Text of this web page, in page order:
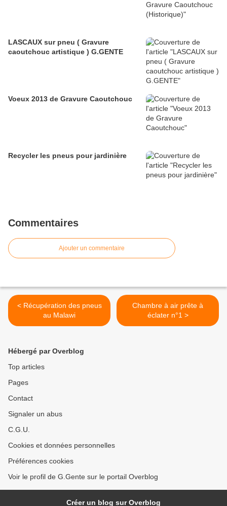
LASCAUX sur pneu ( Gravure
caoutchouc artistique ) G.GENTE
Voeux 2013 de Gravure Caoutchouc
Recycler les pneus pour jardinière
Commentaires
Ajouter un commentaire
< Récupération des pneus
au Malawi
Chambre à air prête à
éclater n°1 >
Hébergé par Overblog
Top articles
Pages
Contact
Signaler un abus
C.G.U.
Cookies et données personnelles
Préférences cookies
Voir le profil de G.Gente sur le portail Overblog
Créer un blog sur Overblog